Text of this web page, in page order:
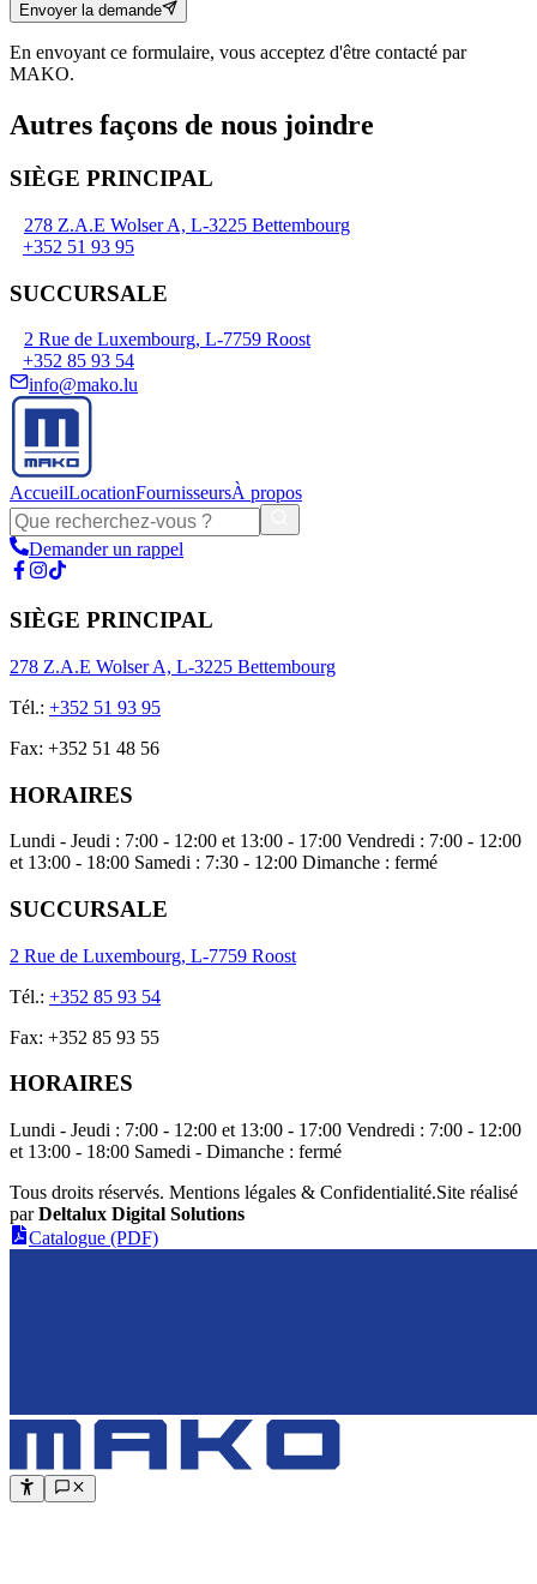
Envoyer la demande
En envoyant ce formulaire, vous acceptez d'être contacté par
MAKO.
Autres façons de nous joindre
SIÈGE PRINCIPAL
278 Z.A.E Wolser A, L-3225 Bettembourg
+352 51 93 95
SUCCURSALE
2 Rue de Luxembourg, L-7759 Roost
+352 85 93 54
info@mako.lu
AccueilLocationFournisseursÀ propos
Demander un rappel
SIÈGE PRINCIPAL
278 Z.A.E Wolser A, L-3225 Bettembourg
Tél.: +352 51 93 95
Fax: +352 51 48 56
HORAIRES
Lundi - Jeudi : 7:00 - 12:00 et 13:00 - 17:00 Vendredi : 7:00 - 12:00
et 13:00 - 18:00 Samedi : 7:30 - 12:00 Dimanche : fermé
SUCCURSALE
2 Rue de Luxembourg, L-7759 Roost
Tél.: +352 85 93 54
Fax: +352 85 93 55
HORAIRES
Lundi - Jeudi : 7:00 - 12:00 et 13:00 - 17:00 Vendredi : 7:00 - 12:00
et 13:00 - 18:00 Samedi - Dimanche : fermé
Tous droits réservés. Mentions légales & Confidentialité.Site réalisé
par Deltalux Digital Solutions
Catalogue (PDF)